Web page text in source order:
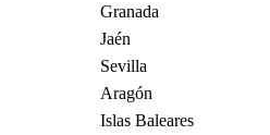
Granada
Jaén
Sevilla
Aragón
Islas Baleares